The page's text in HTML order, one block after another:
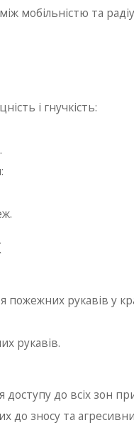
мобільністю та
і гнучкість:
пожежних рукавів у
рукавів.
до всіх зон
до зносу та